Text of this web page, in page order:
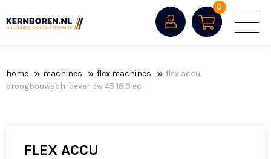
0
home machines flex machines
flex accu
droogbouwschroever dw 45 18.0 ec
FLEX ACCU